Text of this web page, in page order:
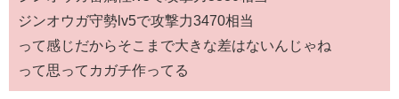
ジンオウガ守勢lv5で攻撃力3470相当
って感じだからそこまで大きな差はないんじゃね
って思ってカガチ作ってる